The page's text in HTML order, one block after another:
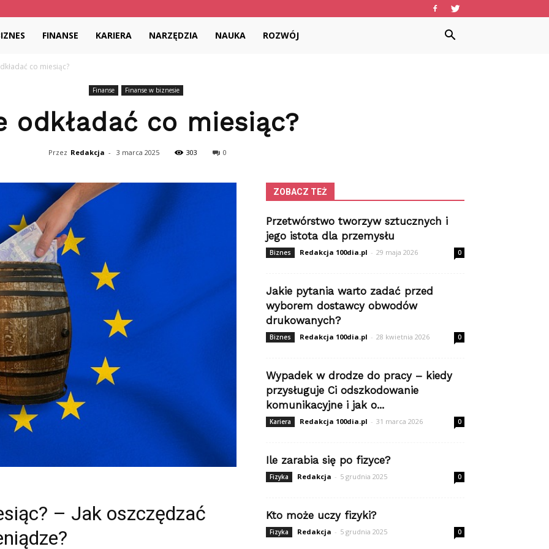
FINANSE KARIERA NARZĘDZIA NAUKA ROZWÓJ
co miesiąc?
Finanse Finanse w biznesie
odkładać co miesiąc?
Przez Redakcja - 3 marca 2025 303 0
– Jak oszczędzać
ZOBACZ TEŻ
Przetwórstwo tworzyw sztucznych i
jego istota dla przemysłu
Biznes Redakcja 100dia.pl - 29 maja 2026 0
Jakie pytania warto zadać przed
wyborem dostawcy obwodów
drukowanych?
Biznes Redakcja 100dia.pl - 28 kwietnia 2026 0
Wypadek w drodze do pracy – kiedy
przysługuje Ci odszkodowanie
komunikacyjne i jak o...
Kariera Redakcja 100dia.pl - 31 marca 2026 0
Ile zarabia się po fizyce?
Fizyka Redakcja - 5 grudnia 2025 0
Kto może uczy fizyki?
Fizyka Redakcja - 5 grudnia 2025 0